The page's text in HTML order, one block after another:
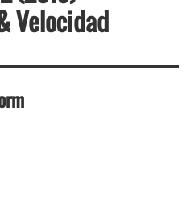
Velocidad